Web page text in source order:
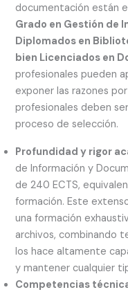
documentación están
Grado en Gestión de
Diplomados en
bien Licenciados en
profesionales pueden
exponer las razones
profesionales deben
proceso de selección.
Profundidad y rigor
de Información y
de 240 ECTS,
formación. Este
una formación
archivos, combinando
los hace altamente
y mantener cualquier
Competencias